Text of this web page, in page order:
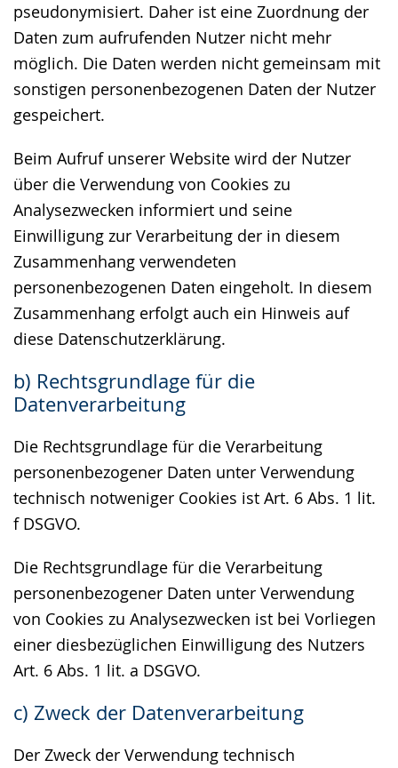
pseudonymisiert. Daher ist eine Zuordnung der
Daten zum aufrufenden Nutzer nicht mehr
möglich. Die Daten werden nicht gemeinsam mit
sonstigen personenbezogenen Daten der Nutzer
gespeichert.
Beim Aufruf unserer Website wird der Nutzer
über die Verwendung von Cookies zu
Analysezwecken informiert und seine
Einwilligung zur Verarbeitung der in diesem
Zusammenhang verwendeten
personenbezogenen Daten eingeholt. In diesem
Zusammenhang erfolgt auch ein Hinweis auf
diese Datenschutzerklärung.
b) Rechtsgrundlage für die
Datenverarbeitung
Die Rechtsgrundlage für die Verarbeitung
personenbezogener Daten unter Verwendung
technisch notweniger Cookies ist Art. 6 Abs. 1 lit.
f DSGVO.
Die Rechtsgrundlage für die Verarbeitung
personenbezogener Daten unter Verwendung
von Cookies zu Analysezwecken ist bei Vorliegen
einer diesbezüglichen Einwilligung des Nutzers
Art. 6 Abs. 1 lit. a DSGVO.
c) Zweck der Datenverarbeitung
Der Zweck der Verwendung technisch